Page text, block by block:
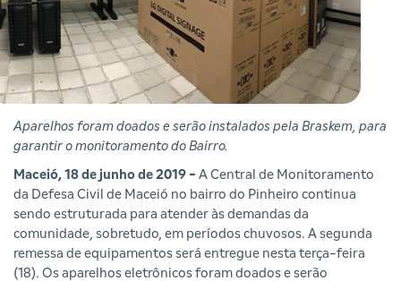
Aparelhos foram doados e serão instalados pela Braskem, para
garantir o monitoramento do Bairro.
Maceió, 18 de junho de 2019 - A Central de Monitoramento
da Defesa Civil de Maceió no bairro do Pinheiro continua
sendo estruturada para atender às demandas da
comunidade, sobretudo, em períodos chuvosos. A segunda
remessa de equipamentos será entregue nesta terça-feira
(18). Os aparelhos eletrônicos foram doados e serão